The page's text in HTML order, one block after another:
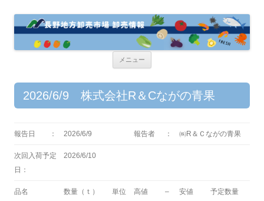
メニュー
ン
へ
プ
2026/6/9 株式会社R＆Cながの青果
報告日 ： 2026/6/9 報告者 ： ㈱R＆Ｃながの青果
次回入荷予定
日：
2026/6/10
品名 数量（ｔ） 単位 高値 – 安値
予定数量